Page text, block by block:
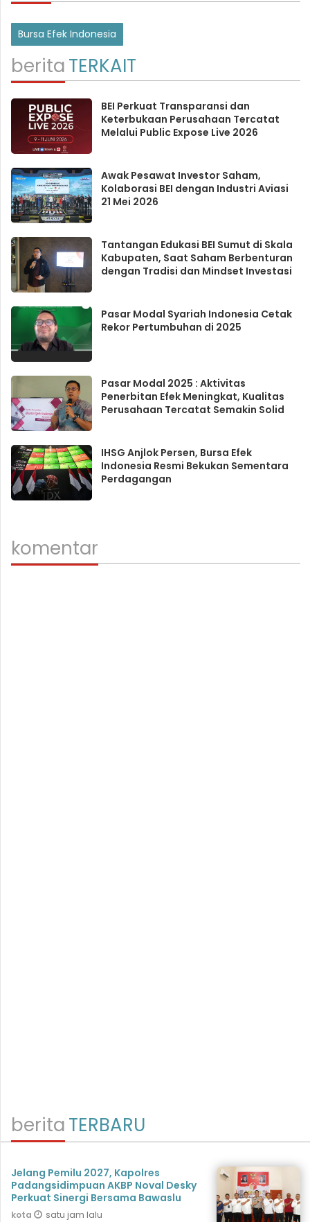
Bursa Efek Indonesia
beritaTERKAIT
BEI Perkuat Transparansi dan
Keterbukaan Perusahaan Tercatat
Melalui Public Expose Live 2026
Awak Pesawat Investor Saham,
Kolaborasi BEI dengan Industri Aviasi
21 Mei 2026
Tantangan Edukasi BEI Sumut di Skala
Kabupaten, Saat Saham Berbenturan
dengan Tradisi dan Mindset Investasi
Pasar Modal Syariah Indonesia Cetak
Rekor Pertumbuhan di 2025
Pasar Modal 2025 : Aktivitas
Penerbitan Efek Meningkat, Kualitas
Perusahaan Tercatat Semakin Solid
IHSG Anjlok Persen, Bursa Efek
Indonesia Resmi Bekukan Sementara
Perdagangan
komentar
beritaTERBARU
Jelang Pemilu 2027, Kapolres
Padangsidimpuan AKBP Noval Desky
Perkuat Sinergi Bersama Bawaslu
kota satu jam lalu